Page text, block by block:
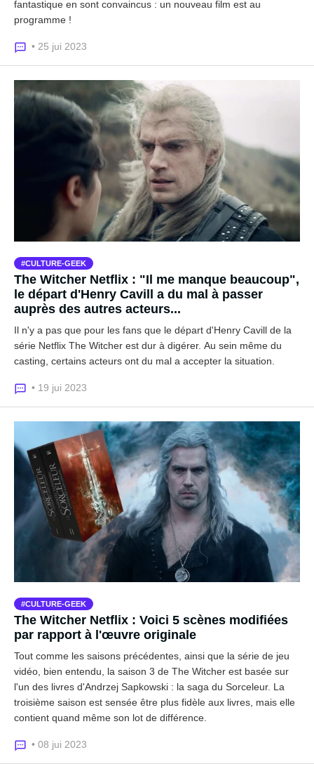
fantastique en sont convaincus : un nouveau film est au
programme !
• 25 jui 2023
CULTURE-GEEK
The Witcher Netflix : "Il me manque beaucoup",
le départ d'Henry Cavill a du mal à passer
auprès des autres acteurs...
Il n'y a pas que pour les fans que le départ d'Henry Cavill de la
série Netflix The Witcher est dur à digérer. Au sein même du
casting, certains acteurs ont du mal a accepter la situation.
• 19 jui 2023
CULTURE-GEEK
The Witcher Netflix : Voici 5 scènes modifiées
par rapport à l'œuvre originale
Tout comme les saisons précédentes, ainsi que la série de jeu
vidéo, bien entendu, la saison 3 de The Witcher est basée sur
l'un des livres d'Andrzej Sapkowski : la saga du Sorceleur. La
troisième saison est sensée être plus fidèle aux livres, mais elle
contient quand même son lot de différence.
• 08 jui 2023